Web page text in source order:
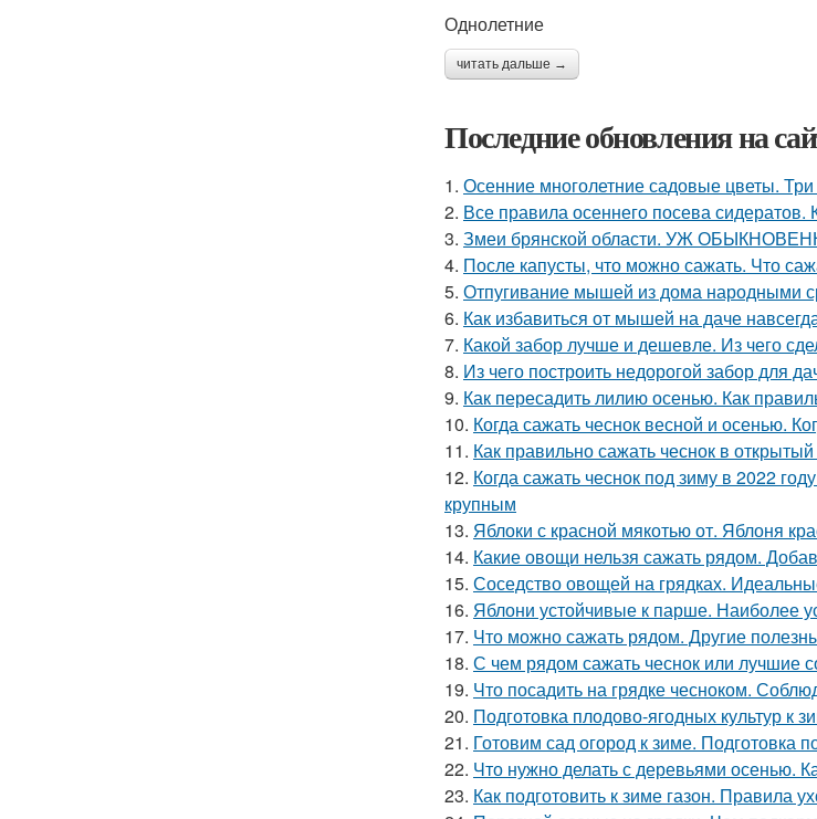
Однолетние
читать дальше →
Последние обновления на
1. Осенние многолетние садовые цветы.
2. Все правила осеннего посева сидератов.
3. Змеи брянской области. УЖ
4. После капусты, что можно сажать. Что
5. Отпугивание мышей из дома народными
6. Как избавиться от мышей на даче
7. Какой забор лучше и дешевле. Из чего
8. Из чего построить недорогой забор для
9. Как пересадить лилию осенью. Как
10. Когда сажать чеснок весной и осенью.
11. Как правильно сажать чеснок в
12. Когда сажать чеснок под зиму в 2022
крупным
13. Яблоки с красной мякотью от. Яблоня
14. Какие овощи нельзя сажать рядом.
15. Соседство овощей на грядках.
16. Яблони устойчивые к парше. Наиболее
17. Что можно сажать рядом. Другие
18. С чем рядом сажать чеснок или лучшие
19. Что посадить на грядке чесноком.
20. Подготовка плодово-ягодных культур к
21. Готовим сад огород к зиме. Подготовка
22. Что нужно делать с деревьями осенью.
23. Как подготовить к зиме газон. Правила